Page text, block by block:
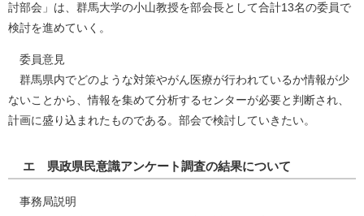
討部会」は、群馬大学の小山教授を部会長として合計13名の委員で
検討を進めていく。
委員意見
群馬県内でどのような対策やがん医療が行われているか情報が少
ないことから、情報を集めて分析するセンターが必要と判断され、
計画に盛り込まれたものである。部会で検討していきたい。
エ 県政県民意識アンケート調査の結果について
事務局説明